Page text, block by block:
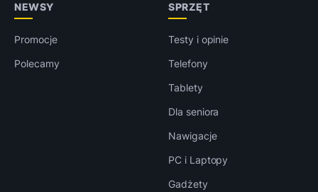
NEWSY
Promocje
Polecamy
SPRZĘT
Testy i opinie
Telefony
Tablety
Dla seniora
Nawigacje
PC i Laptopy
Gadżety